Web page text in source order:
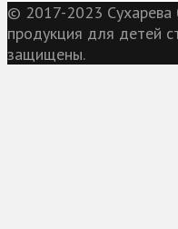
© 2017-2023
продукция для детей
защищены.